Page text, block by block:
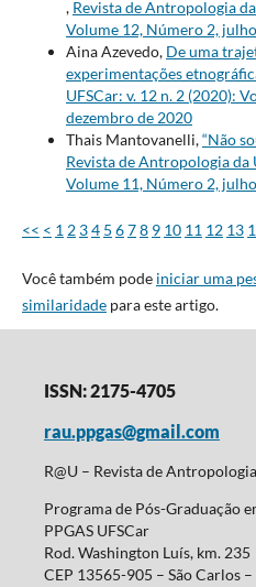
, Revista de Antropologia
Volume 12, Número 2,
Aina Azevedo, De uma
experimentações
UFSCar: v. 12 n. 2 (2020):
dezembro de 2020
Thais Mantovanelli,“Não
Revista de Antropologia da
Volume 11, Número 2,
<< < 1 2 34 5 678 9 10 11 12 13
Você também pode iniciar uma
similaridadepara este artigo.
ISSN: 2175-4705
rau.ppgas@gmail.com
R@U – Revista de
Programa de Pós-Graduação
PPGAS UFSCar
Rod. Washington Luís, km. 235
CEP 13565-905 – São Carlos –